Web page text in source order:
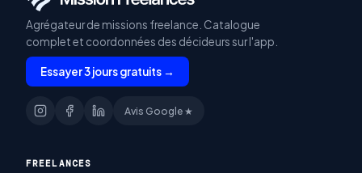
Agrégateur de missions freelance. Catalogue
complet et coordonnées des décideurs sur l'app.
Essayer 3 jours gratuits →
Avis Google ★
FREELANCES